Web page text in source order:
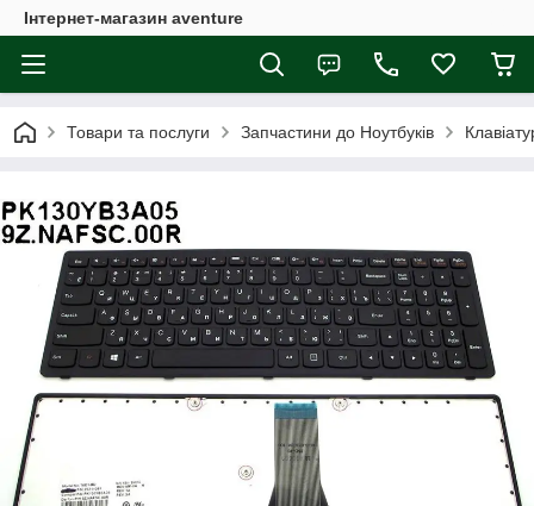
Інтернет-магазин aventure
Товари та послуги Запчастини до Ноутбуків